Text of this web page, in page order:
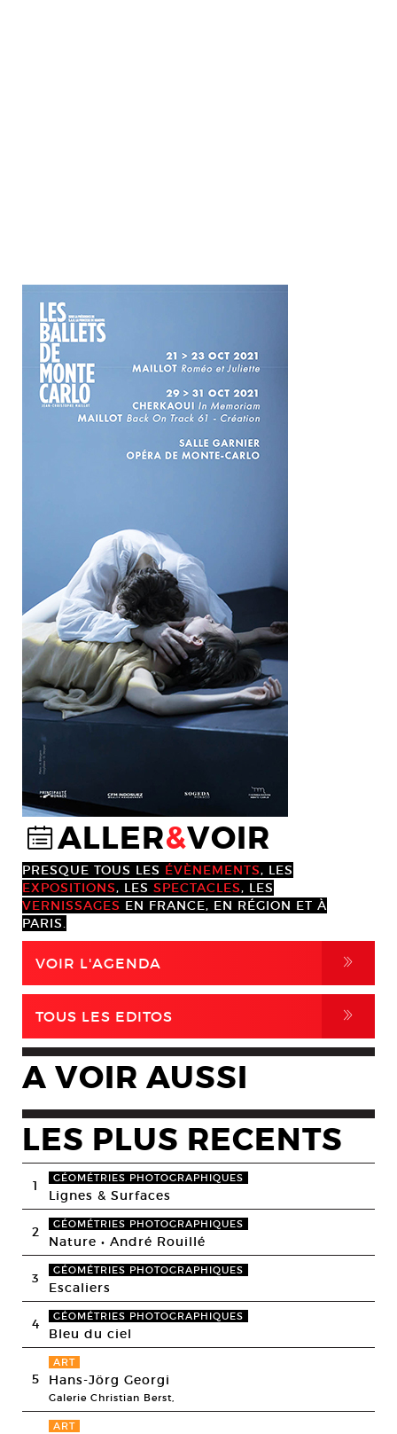
@ALLER&VOIR
PRESQUE TOUS LES ÉVÈNEMENTS, LES
EXPOSITIONS, LES SPECTACLES, LES
VERNISSAGES EN FRANCE, EN RÉGION ET À
PARIS.
VOIR L'AGENDA ,
TOUS LES EDITOS ,
A VOIR AUSSI
LES PLUS RECENTS
1 GÉOMÉTRIES PHOTOGRAPHIQUES
Lignes & Surfaces
2 GÉOMÉTRIES PHOTOGRAPHIQUES
Nature • André Rouillé
3 GÉOMÉTRIES PHOTOGRAPHIQUES
Escaliers
4 GÉOMÉTRIES PHOTOGRAPHIQUES
Bleu du ciel
5
ART
Hans-Jörg Georgi
Galerie Christian Berst,
ART